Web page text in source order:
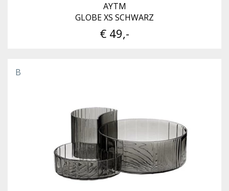
AYTM
GLOBE XS SCHWARZ
€ 49,-
B